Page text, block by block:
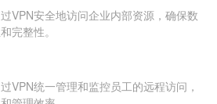
VPN安全地访问企业内部资源，确保数
完整性。
VPN统一管理和监控员工的远程访问，